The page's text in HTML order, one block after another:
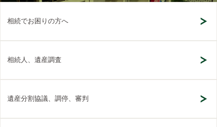
相続でお困りの方へ
相続人、遺産調査
遺産分割協議、調停、審判